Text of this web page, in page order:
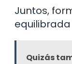
Juntos,
Quizás